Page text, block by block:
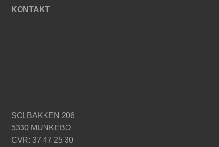
KONTAKT
SOLBAKKEN 206
5330 MUNKEBO
CVR: 37 47 25 30